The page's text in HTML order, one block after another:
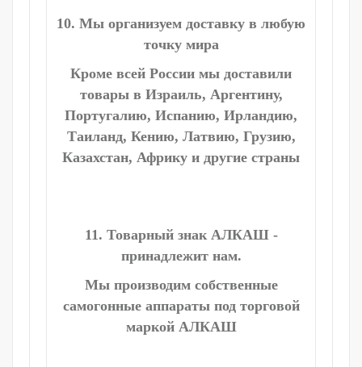
10. Мы организуем доставку в любую
точку мира
Кроме всей России мы доставили
товары в Израиль, Аргентину,
Португалию, Испанию, Ирландию,
Таиланд, Кению, Латвию, Грузию,
Казахстан, Африку и другие страны
11. Товарный знак АЛКАШ -
принадлежит нам.
Мы производим собственные
самогонные аппараты под торговой
маркой АЛКАШ